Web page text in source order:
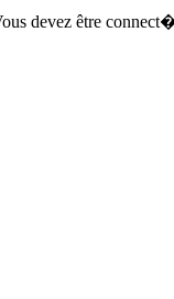
devez être